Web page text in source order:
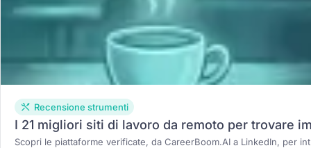
Recensione strumenti
I 21 migliori siti di lavoro da remoto per trovare
Scopri le piattaforme verificate, da CareerBoom.AI a LinkedIn, per